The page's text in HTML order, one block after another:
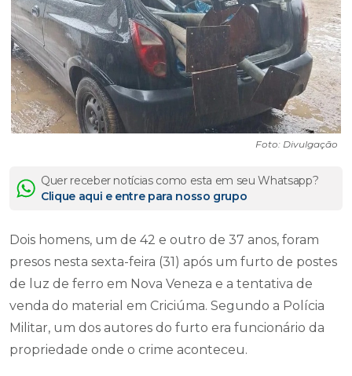
Foto: Divulgação
Quer receber notícias como esta em seu Whatsapp?
Clique aqui e entre para nosso grupo
Dois homens, um de 42 e outro de 37 anos, foram
presos nesta sexta-feira (31) após um furto de postes
de luz de ferro em Nova Veneza e a tentativa de
venda do material em Criciúma. Segundo a Polícia
Militar, um dos autores do furto era funcionário da
propriedade onde o crime aconteceu.